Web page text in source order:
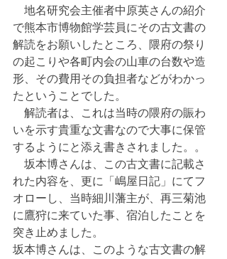
地名研究会主催者中原英さんの紹介
で熊本市博物館学芸員にその古文書の
解読をお願いしたところ、隈府の祭り
の起こりや各町内会の山車の台数や造
形、その費用その負担者などがわかっ
たということでした。
解読者は、これは当時の隈府の賑わ
いを示す貴重な文書なので大事に保管
するようにと添え書きされました。。
坂本博さんは、この古文書に記載さ
れた内容を、更に「嶋屋日記」にてフ
オローし、当時細川藩主が、再三菊池
に鷹狩に来ていた事、宿泊したことを
突き止めました。
坂本博さんは、このような古文書の解